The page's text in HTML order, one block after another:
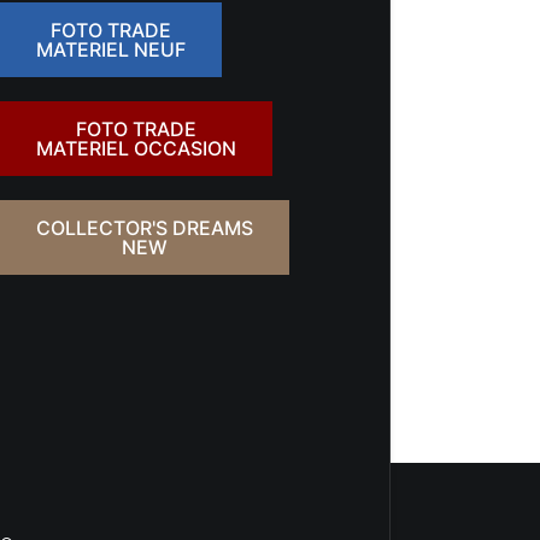
FOTO TRADE
MATERIEL NEUF
FOTO TRADE
MATERIEL OCCASION
COLLECTOR'S DREAMS
NEW